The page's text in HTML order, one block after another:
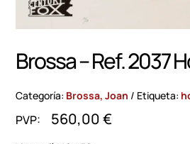
Brossa – Ref. 2037
Categoría: Brossa, Joan Etiqueta:
560,00€